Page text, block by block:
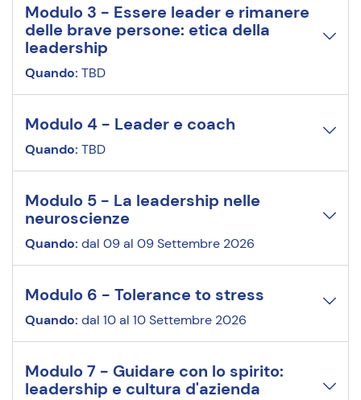
Modulo 3 - Essere leader e rimanere
delle brave persone: etica della
leadership
Quando: TBD
Modulo 4 - Leader e coach
Quando: TBD
Modulo 5 - La leadership nelle
neuroscienze
Quando: dal 09 al 09 Settembre 2026
Modulo 6 - Tolerance to stress
Quando: dal 10 al 10 Settembre 2026
Modulo 7 - Guidare con lo spirito:
leadership e cultura d'azienda